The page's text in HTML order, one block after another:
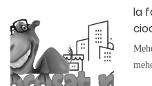
la